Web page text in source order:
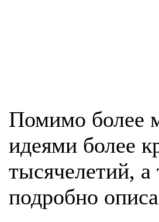
Помимо более
идеями более
тысячелетий,
подробно